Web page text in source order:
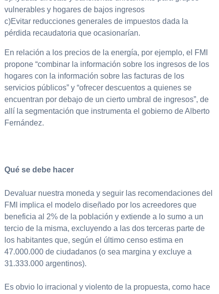
vulnerables y hogares de bajos ingresos
c)Evitar reducciones generales de impuestos dada la
pérdida recaudatoria que ocasionarían.
En relación a los precios de la energía, por ejemplo, el FMI
propone “combinar la información sobre los ingresos de los
hogares con la información sobre las facturas de los
servicios públicos” y “ofrecer descuentos a quienes se
encuentran por debajo de un cierto umbral de ingresos”, de
allí la segmentación que instrumenta el gobierno de Alberto
Fernández.
Qué se debe hacer
Devaluar nuestra moneda y seguir las recomendaciones del
FMI implica el modelo diseñado por los acreedores que
beneficia al 2% de la población y extiende a lo sumo a un
tercio de la misma, excluyendo a las dos terceras parte de
los habitantes que, según el último censo estima en
47.000.000 de ciudadanos (o sea margina y excluye a
31.333.000 argentinos).
Es obvio lo irracional y violento de la propuesta, como hace